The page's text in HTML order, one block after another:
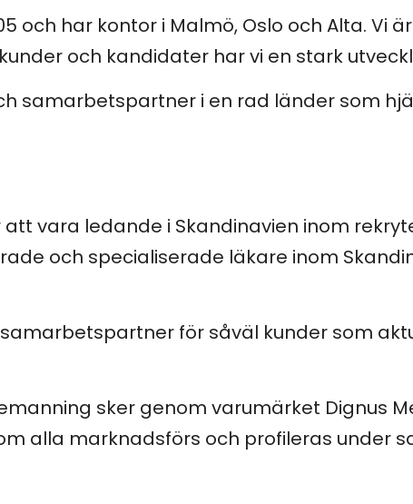
och har kontor i Malmö, Oslo och Alta. Vi
och kandidater har vi en stark
samarbetspartner i en rad länder som
att vara ledande i Skandinavien inom
och specialiserade läkare inom
för såväl kunder som
sker genom varumärket Dignus
alla marknadsförs och profileras under